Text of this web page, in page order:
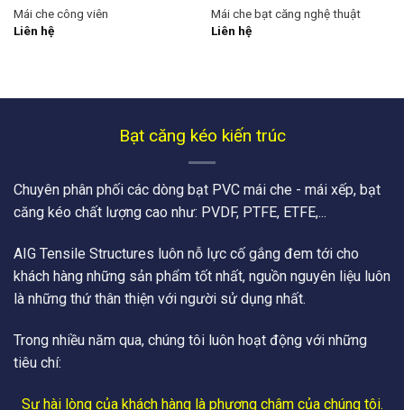
Mái che công viên
Liên hệ
Mái che bạt căng nghệ thuật
Liên hệ
Bạt căng kéo kiến trúc
Chuyên phân phối các dòng bạt PVC mái che - mái xếp, bạt
căng kéo chất lượng cao như: PVDF, PTFE, ETFE,...
AIG Tensile Structures luôn nỗ lực cố gắng đem tới cho
khách hàng những sản phẩm tốt nhất, nguồn nguyên liệu luôn
là những thứ thân thiện với người sử dụng nhất.
Trong nhiều năm qua, chúng tôi luôn hoạt động với những
tiêu chí:
Sự hài lòng của khách hàng là phương châm của chúng tôi.